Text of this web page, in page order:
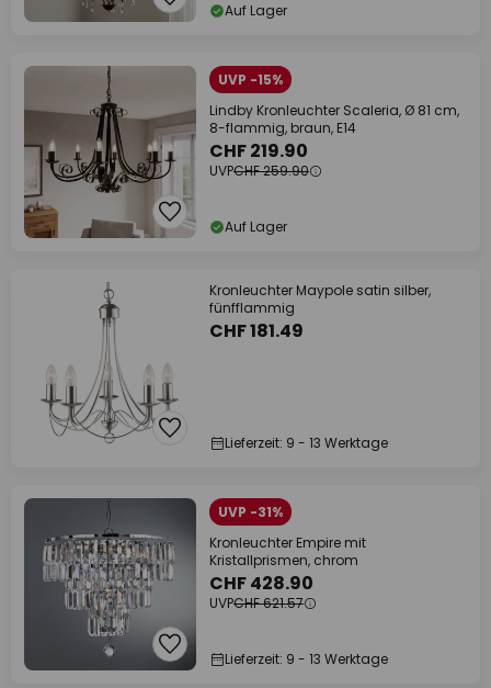
Auf Lager
UVP -15%
Lindby Kronleuchter Scaleria, Ø 81 cm,
8-flammig, braun, E14
CHF 219.90
UVPCHF 259.90
Auf Lager
Kronleuchter Maypole satin silber,
fünfflammig
CHF 181.49
Lieferzeit: 9 - 13 Werktage
UVP -31%
Kronleuchter Empire mit
Kristallprismen, chrom
CHF 428.90
UVPCHF 621.57
Lieferzeit: 9 - 13 Werktage